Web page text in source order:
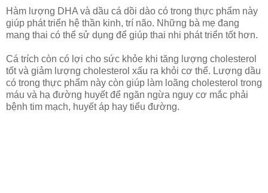
Hàm lượng DHA và dầu cá dồi dào có trong thực phẩm này
giúp phát triển hệ thần kinh, trí não. Những bà mẹ đang
mang thai có thể sử dụng để giúp thai nhi phát triển tốt hơn.
Cá trích còn có lợi cho sức khỏe khi tăng lượng cholesterol
tốt và giảm lượng cholesterol xấu ra khỏi cơ thể. Lượng dầu
có trong thực phẩm này còn giúp làm loãng cholesterol trong
máu và hạ đường huyết để ngăn ngừa nguy cơ mắc phải
bệnh tim mạch, huyết áp hay tiểu đường.